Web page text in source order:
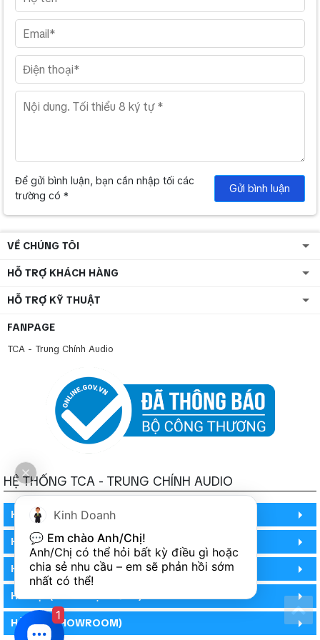
Để gửi bình luận, bạn cần nhập tối các
trường có *
Gửi bình luận
VỀ CHÚNG TÔI
HỖ TRỢ KHÁCH HÀNG
HỖ TRỢ KỸ THUẬT
FANPAGE
TCA - Trung Chính Audio
HỆ THỐNG TCA - TRUNG CHÍNH AUDIO
HỒ CHÍ MINH
HỒ CHÍ MINH
HỒ CHÍ MINH (PHÒNG BẢO HÀNH)
HÀ NỘI (DEMO HỆ THỐNG)
HÀ NỘI (SHOWROOM)
Kinh Doanh
💬 Em chào Anh/Chị!
Anh/Chị có thể hỏi bất kỳ điều gì hoặc
chia sẻ nhu cầu – em sẽ phản hồi sớm
nhất có thể!
1